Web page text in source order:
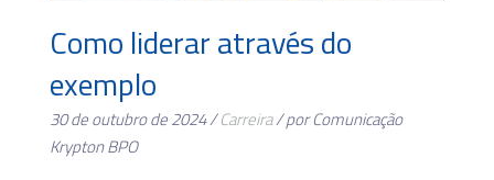
Como liderar através do
exemplo
30 de outubro de 2024 /Carreira/ por Comunicação
Krypton BPO